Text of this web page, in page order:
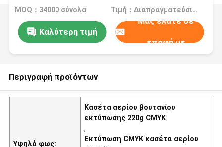
MOQ：34000 σύνολα Τιμή：Διαπραγματεύσιμα
Καλύτερη τιμή
Μας ελάτε σε
επαφή με
Περιγραφή προϊόντων
Υψηλό φως:
Κασέτα αερίου βουτανίου
εκτύπωσης 220g CMYK
,
Εκτύπωση CMYK κασέτα αερίου